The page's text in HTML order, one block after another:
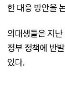
한 대응 방안을
의대생들은 지
정부 정책에 반
있다.